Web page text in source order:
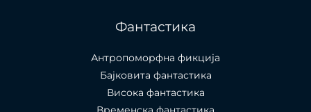
Фантастика
Антропоморфна фикција
Бајковита фантастика
Висока фантастика